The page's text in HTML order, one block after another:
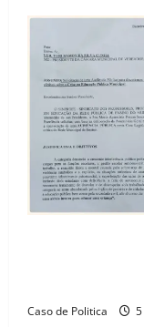
Caso de Politica